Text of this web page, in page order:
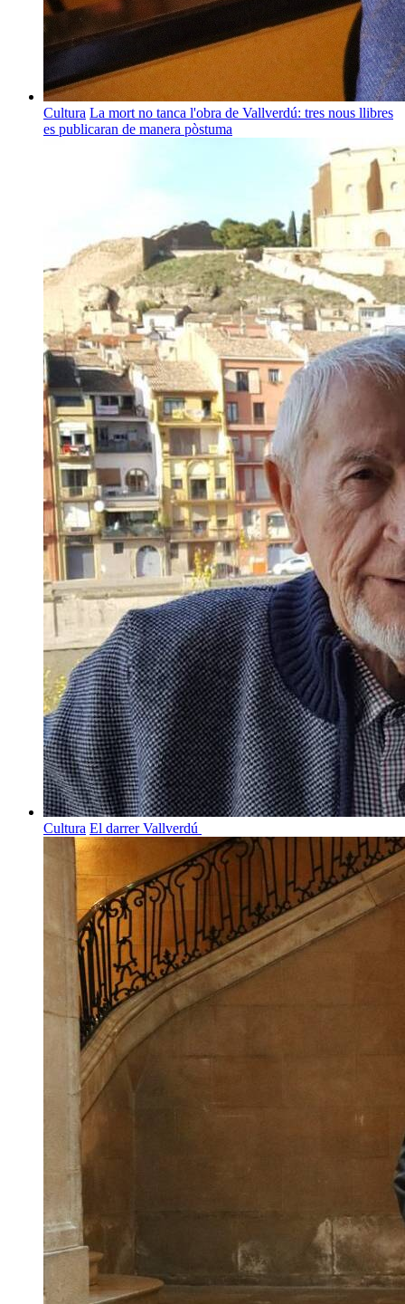
Cultura La mort no tanca l'obra de Vallverdú: tres nous llibres
es publicaran de manera pòstuma
Cultura El darrer Vallverdú